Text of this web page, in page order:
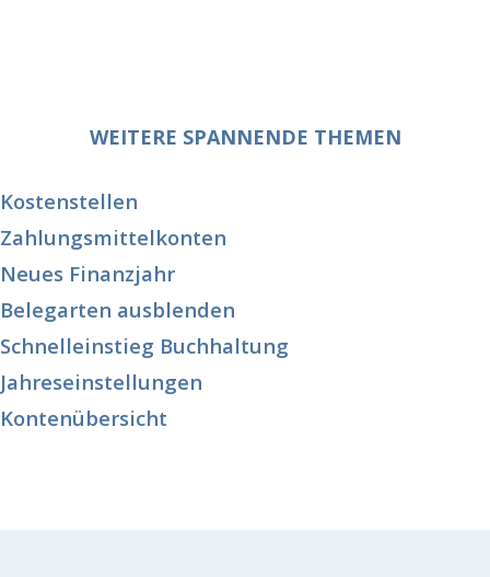
WEITERE SPANNENDE THEMEN
Kostenstellen
Zahlungsmittelkonten
Neues Finanzjahr
Belegarten ausblenden
Schnelleinstieg Buchhaltung
Jahreseinstellungen
Kontenübersicht